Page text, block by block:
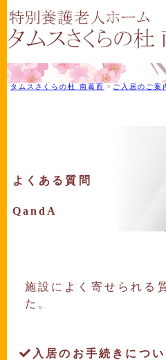
タムスさくらの杜 南葛西 > ご入居のご案
よくある質問
QandA
施設によく寄せられる
た。
入居のお手続きについ